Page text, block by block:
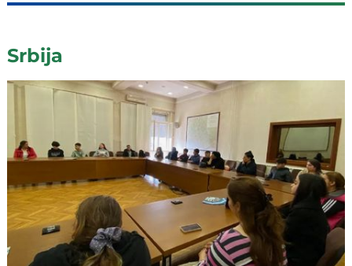
Srbija